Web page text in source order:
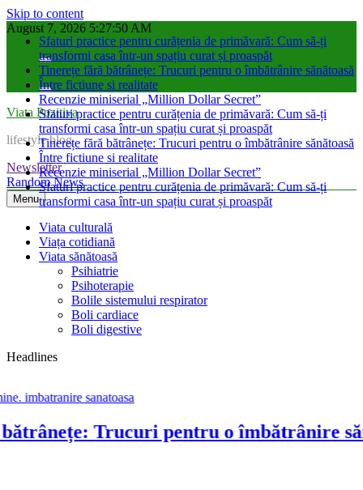
Skip to content
August 7, 2026 5:27:51 AM
Sfaturi practice pentru curățenia de primăvară: Cum să-ți
transformi casa într-un spațiu curat și proaspăt
Tinerețe fără bătrânețe: Trucuri pentru o îmbătrânire sănătoasă
Între fictiune si realitate
Recenzie miniserial „Million Dollar Secret”
Sfaturi practice pentru curățenia de primăvară: Cum să-ți
transformi casa într-un spațiu curat și proaspăt
Tinerețe fără bătrânețe: Trucuri pentru o îmbătrânire sănătoasă
Între fictiune si realitate
Recenzie miniserial „Million Dollar Secret”
Sfaturi practice pentru curățenia de primăvară: Cum să-ți
transformi casa într-un spațiu curat și proaspăt
Viata Pozitiva
lifestyle blog
Newsletter
Random News
Menu
Viata culturală
Viața cotidiană
Viata sănătoasă
Psihiatrie
Psihoterapie
Bolile sistemului respirator
Boli cardiace
Boli digestive
Headlines
Trucuri pentru o îmbătrânire